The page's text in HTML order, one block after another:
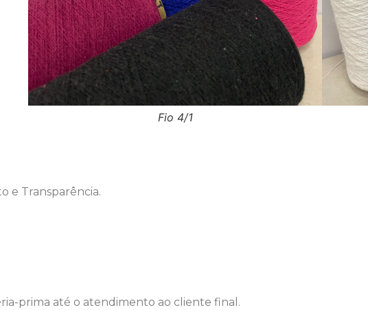
Fio 4/1
e Transparência.
prima até o atendimento ao cliente final.